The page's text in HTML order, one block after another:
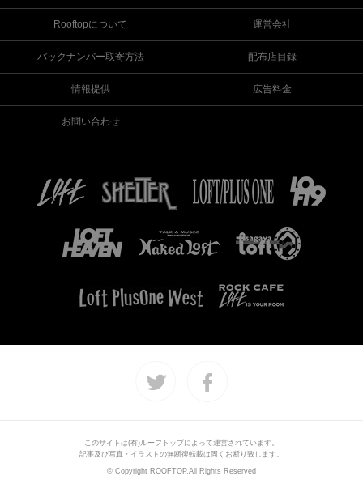
Rooftopについて 運営会社
バックナンバー取寄方法 配布店目録
情報提供 広告料金
お問い合わせ
このサイトは(有)ルーフトップによって運営されています。
記事及び写真・イラストの無断復転載は固くお断り致します。
© Copyright ROOFTOP.All Rights Reserved